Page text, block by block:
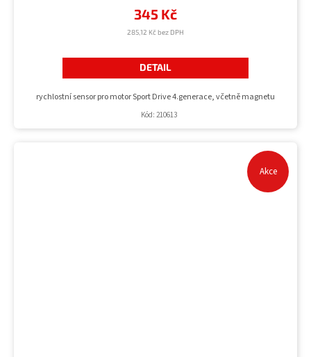
285,12 Kč bez DPH
345 Kč
DETAIL
rychlostní sensor pro motor Sport Drive 4.generace, včetně magnetu
Kód: 210613
Akce